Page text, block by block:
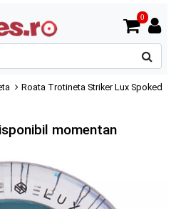
0
Roata Trotineta Striker Lux Spoked
momentan